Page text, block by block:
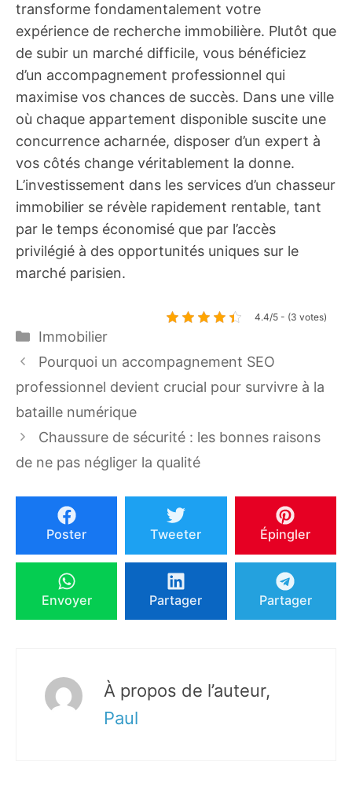
transforme fondamentalement votre
expérience de recherche immobilière. Plutôt que
de subir un marché difficile, vous bénéficiez
d’un accompagnement professionnel qui
maximise vos chances de succès. Dans une ville
où chaque appartement disponible suscite une
concurrence acharnée, disposer d’un expert à
vos côtés change véritablement la donne.
L’investissement dans les services d’un chasseur
immobilier se révèle rapidement rentable, tant
par le temps économisé que par l’accès
privilégié à des opportunités uniques sur le
marché parisien.
4.4/5 - (3 votes)
Catégories
Immobilier
Pourquoi un accompagnement SEO
professionnel devient crucial pour survivre à la
bataille numérique
Chaussure de sécurité : les bonnes raisons
de ne pas négliger la qualité
Poster Tweeter Épingler
Envoyer Partager Partager
À propos de l’auteur,
Paul